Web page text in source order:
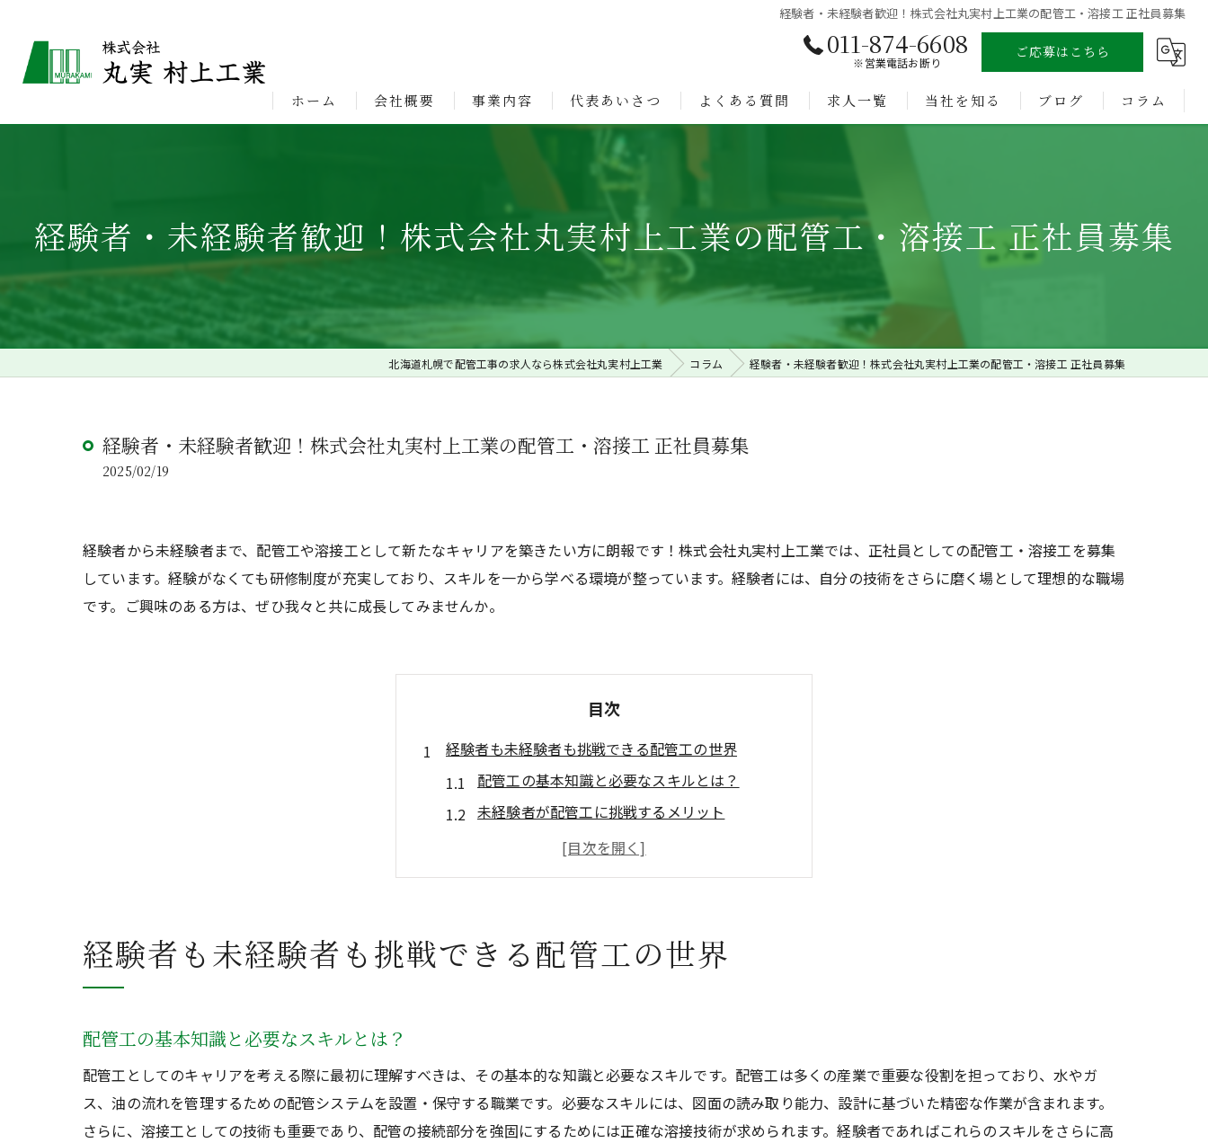
経験者・未経験者歓迎！株式会社丸実村上工業の配管工・溶接工 正社員募集
011-874-6608
※営業電話お断り
ご応募はこちら
ホーム 会社概要 事業内容 代表あいさつ よくある質問 求人一覧 当社を知る
経験者
ブログ コラム
経験者・未経験者歓迎！株式会社丸実村上工業の配管工・溶接工 正社員募集
北海道札幌で配管工事の求人なら株式会社丸実村上工業 コラム 経験者・未経験者歓迎！株式会社丸実村上工業の配管工・溶接工 正社員募集
経験者・未経験者歓迎！株式会社丸実村上工業の配管工・溶接工 正社員募集
2025/02/19
経験者から未経験者まで、配管工や溶接工として新たなキャリアを築きたい方に朗報です！株式会社丸実村上工業では、正社員としての配管工・溶接工を募集
しています。経験がなくても研修制度が充実しており、スキルを一から学べる環境が整っています。経験者には、自分の技術をさらに磨く場として理想的な職場
です。ご興味のある方は、ぜひ我々と共に成長してみませんか。
目次
経験者も未経験者も挑戦できる配管工の世界
配管工の基本知識と必要なスキルとは？
未経験者が配管工に挑戦するメリット
経験者が配管工で活躍できる理由
配管工の仕事における安全対策
配管工の仕事がもたらす社会的意義
株式会社丸実村上工業で正社員デビューしよう！
丸実村上工業の歴史と実績
入社後の成長ステップとサポート体制
正社員デビューに必要なスキルと心得
経験者も未経験者も挑戦できる配管工の世界
配管工の基本知識と必要なスキルとは？
配管工としてのキャリアを考える際に最初に理解すべきは、その基本的な知識と必要なスキルです。配管工は多くの産業で重要な役割を担っており、水やガ
ス、油の流れを管理するための配管システムを設置・保守する職業です。必要なスキルには、図面の読み取り能力、設計に基づいた精密な作業が含まれます。
さらに、溶接工としての技術も重要であり、配管の接続部分を強固にするためには正確な溶接技術が求められます。経験者であればこれらのスキルをさらに高